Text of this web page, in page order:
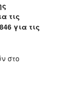
τις
για τις
στο